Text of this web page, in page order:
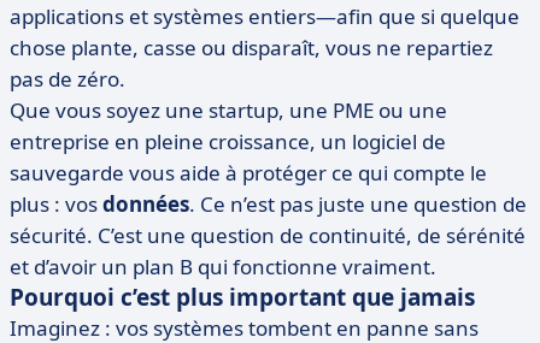
applications et systèmes entiers—afin que si quelque
chose plante, casse ou disparaît, vous ne repartiez
pas de zéro.
Que vous soyez une startup, une PME ou une
entreprise en pleine croissance, un logiciel de
sauvegarde vous aide à protéger ce qui compte le
plus : vosdonnées. Ce n’est pas juste une question de
sécurité. C’est une question de continuité, de sérénité
et d’avoir un plan B qui fonctionne vraiment.
Pourquoi c’est plus important que jamais
Imaginez : vos systèmes tombent en panne sans